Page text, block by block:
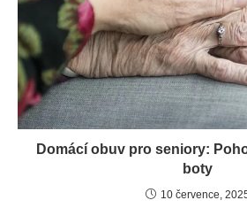
Domácí obuv pro seniory:
boty
10 července,